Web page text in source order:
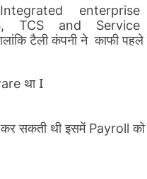
enterprise
and Service
टैली कंपनी ने काफी पहले
था I
कर सकती थी इसमेंPayrollको